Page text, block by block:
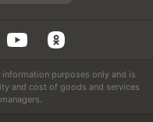
purposes only and is
and cost of goods and services